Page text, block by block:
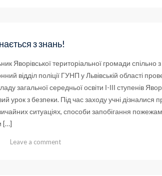
з знань!
Яворівської територіальної громади спільно
відділ поліції ГУНП у Львівській області
загальної середньої освіти І-ІІІ ступенів
урок з безпеки. Під час заходу учні дізналися
ситуаціях, способи запобігання
[…]
Leave a comment